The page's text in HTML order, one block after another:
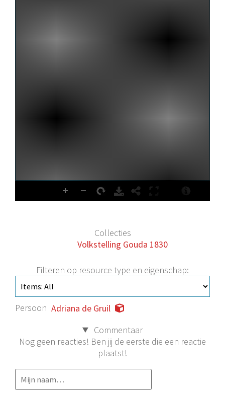
Collecties
Volkstelling Gouda 1830
Filteren op resource type en eigenschap:
Persoon Adriana de Gruil
Commentaar
Nog geen reacties! Ben jij de eerste die een reactie
plaatst!